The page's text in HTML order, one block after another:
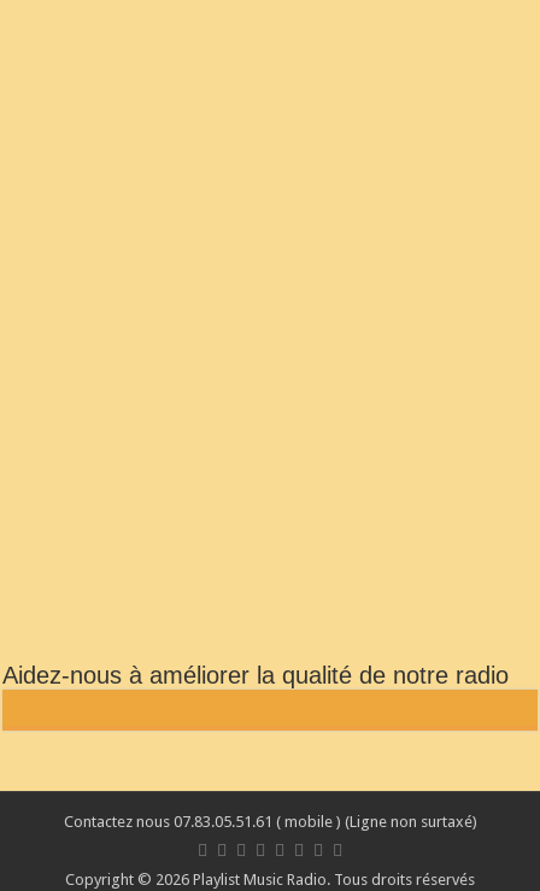
Aidez-nous à améliorer la qualité de notre radio
Contactez nous 07.83.05.51.61 ( mobile ) (Ligne non surtaxé)
Copyright © 2026 Playlist Music Radio. Tous droits réservés